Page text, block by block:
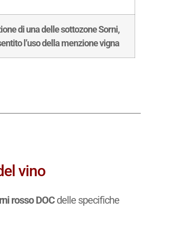
di una delle sottozone Sorni,
l’uso della menzione vigna
vino
rosso DOCdelle specifiche